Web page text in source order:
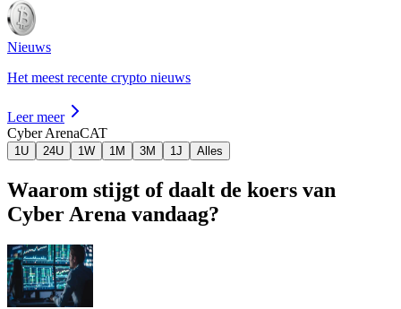
Nieuws
Het meest recente crypto nieuws
Leer meer
Cyber ArenaCAT
1U 24U 1W 1M 3M 1J Alles
Waarom stijgt of daalt de koers van
Cyber Arena vandaag?